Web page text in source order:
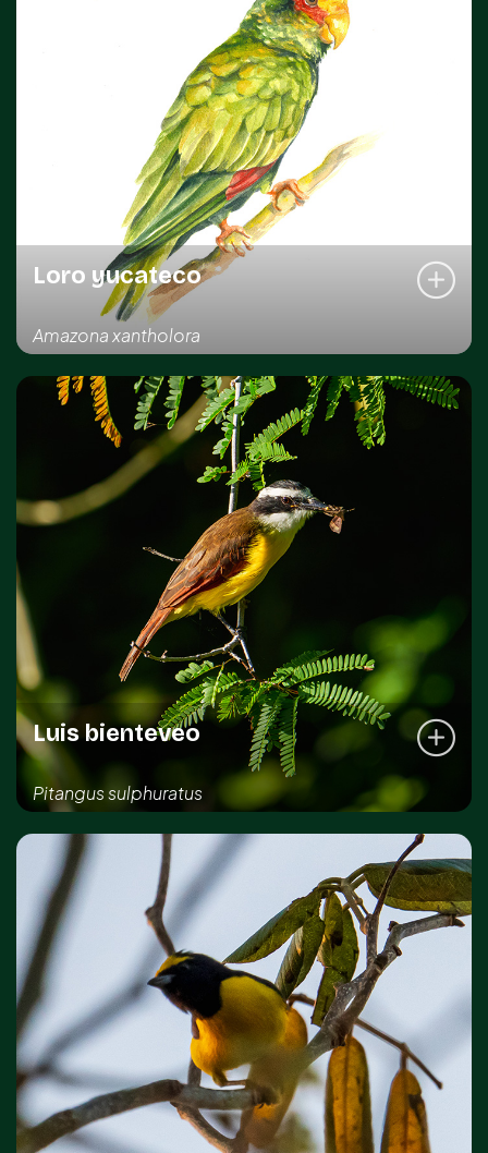
Loro yucateco
Amazona xantholora
DISTRIBUCIÓN IMPORTANTE
Endémica
Luis bienteveo
Pitangus sulphuratus
Kinchil Sotuta
DISTRIBUCIÓN IMPORTANTE
Común